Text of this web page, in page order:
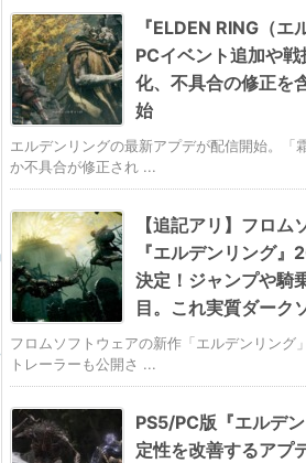
『ELDEN RING（
PCイベント追加や
化、不具合の修正を
始
エルデンリングの最新アプデが配信開始。「
か不具合が修正され ...
【追記アリ】フロ
『エルデンリング
決定！ジャンプや騎
目。これ実質ダーク
フロムソフトウェアの新作「エルデンリング
トレーラーも公開さ ...
PS5/PC版『エルデ
定性を改善するアプ